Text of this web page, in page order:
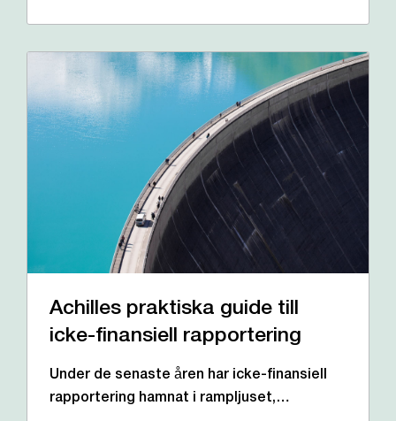
Achilles praktiska guide till
icke-finansiell rapportering
Under de senaste åren har icke-finansiell
rapportering hamnat i rampljuset,…